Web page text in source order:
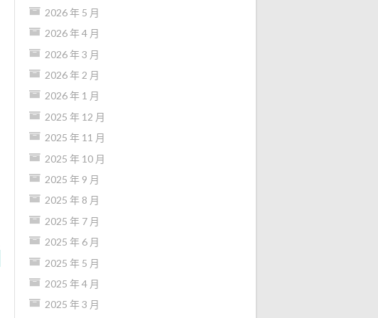
2026 年 5 月
2026 年 4 月
2026 年 3 月
2026 年 2 月
2026 年 1 月
2025 年 12 月
2025 年 11 月
2025 年 10 月
2025 年 9 月
2025 年 8 月
2025 年 7 月
2025 年 6 月
2025 年 5 月
2025 年 4 月
2025 年 3 月